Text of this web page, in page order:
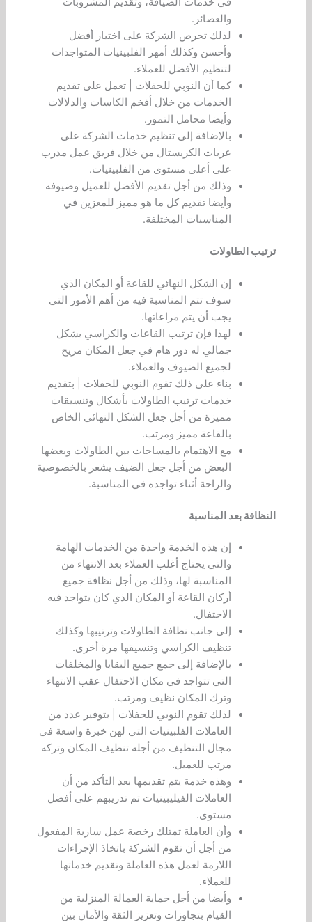
والعصائر.
لذلك تحرص الشركة على اختيار أفضل
وأحسن وكذلك أمهر الفلبينيات المتواجدات
لتنظيم الأفضل للعملاء.
كما أن النوبي للحفلات | تعمل على تقديم
الخدمات من خلال أفخم الكاسات والدلالات
وأيضا محامل التمور.
بالإضافة إلى تنظيم خدمات الشركة على
عربات الكريستال من خلال فريق عمل مدرب
على أعلى مستوى من الفلبينيات.
وذلك من أجل تقديم الأفضل للعميل وضيوفه
وأيضا تقديم كل ما هو مميز للمعزين في
المناسبات المختلفة.
ترتيب الطاولات
إن الشكل النهائي للقاعة أو المكان الذي
سوف تتم المناسبة فيه من أهم الأمور التي
يجب أن يتم مراعاتها.
لهذا فإن ترتيب القاعات والكراسي بشكل
جمالي له دور هام في جعل المكان مريح
لجميع الضيوف والعملاء.
بناء على ذلك تقوم النوبي للحفلات | بتقديم
خدمات ترتيب الطاولات بأشكال وتنسيقات
مميزة من أجل جعل الشكل النهائي الخاص
بالقاعة مميز ومرتب.
مع الاهتمام بالمساحات بين الطاولات وبعضها
البعض من أجل جعل الضيف يشعر بالخصوصية
والراحة أثناء تواجده في المناسبة.
النظافة بعد المناسبة
إن هذه الخدمة واحدة من الخدمات الهامة
والتي يحتاج أغلب العملاء بعد الانتهاء من
المناسبة لها، وذلك من أجل نظافة جميع
أركان القاعة أو المكان الذي كان يتواجد فيه
الاحتفال.
إلى جانب نظافة الطاولات وترتيبها وكذلك
تنظيف الكراسي وتنسيقها مرة أخرى.
بالإضافة إلى جمع جميع البقايا والمخلفات
التي تتواجد في مكان الاحتفال عقب الانتهاء
وترك المكان نظيف ومرتب.
لذلك تقوم النوبي للحفلات | بتوفير عدد من
العاملات الفلبينيات التي لهن خبرة واسعة في
مجال التنظيف من أجله تنظيف المكان وتركه
مرتب للعميل.
وهذه خدمة يتم تقديمها بعد التأكد من أن
العاملات الفيليبينيات تم تدريبهم على أفضل
مستوى.
وأن العاملة تمتلك رخصة عمل سارية المفعول
من أجل أن تقوم الشركة باتخاذ الإجراءات
اللازمة لعمل هذه العاملة وتقديم خدماتها
للعملاء.
وأيضا من أجل حماية العمالة المنزلية من
القيام بتجاوزات وتعزيز الثقة والأمان بين